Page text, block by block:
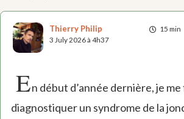
15 min
Thierry Philip
3 July 2026 à 4h37
En début d’année dernière, je me
diagnostiquer un syndrome de la